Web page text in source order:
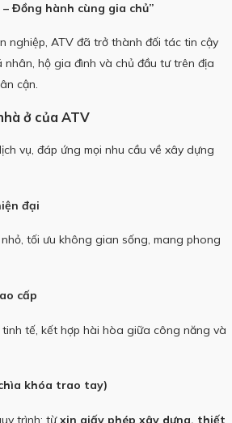
Đồng hành cùng gia chủ”
nghiệp, ATV đã trở thành đối tác tin cậy
hộ gia đình và chủ đầu tư trên địa
cận.
ở của ATV
vụ, đáp ứng mọi nhu cầu về xây dựng
đại
tối ưu không gian sống, mang phong
cấp
tế, kết hợp hài hòa giữa công năng và
khóa trao tay)
trình: từxin giấy phép xây dựng, thiết